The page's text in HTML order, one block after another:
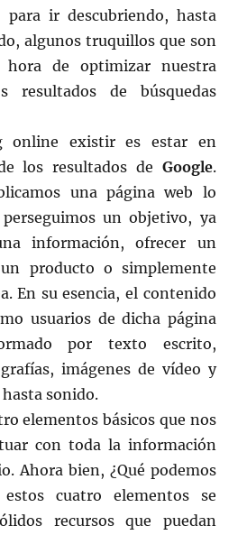
para ir descubriendo, hasta
algunos truquillos que son
de optimizar nuestra
resultados de búsquedas
online existir es estar en
los resultados de Google.
una página web lo
un objetivo, ya
información, ofrecer un
producto o simplemente
En su esencia, el contenido
usuarios de dicha página
por texto escrito,
imágenes de vídeo y
sonido.
elementos básicos que nos
con toda la información
Ahora bien, ¿Qué podemos
cuatro elementos se
recursos que puedan